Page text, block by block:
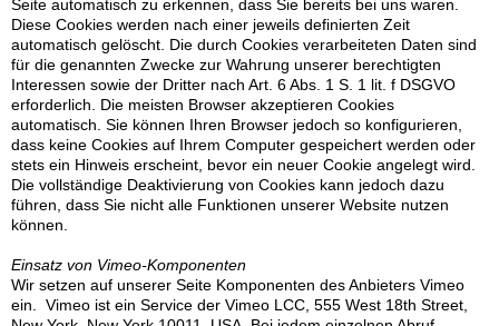
Seite automatisch zu erkennen, dass Sie bereits bei uns waren.
Diese Cookies werden nach einer jeweils definierten Zeit
automatisch gelöscht. Die durch Cookies verarbeiteten Daten sind
für die genannten Zwecke zur Wahrung unserer berechtigten
Interessen sowie der Dritter nach Art. 6 Abs. 1 S. 1 lit. f DSGVO
erforderlich. Die meisten Browser akzeptieren Cookies
automatisch. Sie können Ihren Browser jedoch so konfigurieren,
dass keine Cookies auf Ihrem Computer gespeichert werden oder
stets ein Hinweis erscheint, bevor ein neuer Cookie angelegt wird.
Die vollständige Deaktivierung von Cookies kann jedoch dazu
führen, dass Sie nicht alle Funktionen unserer Website nutzen
können.
Einsatz von Vimeo-Komponenten
Wir setzen auf unserer Seite Komponenten des Anbieters Vimeo
ein. Vimeo ist ein Service der Vimeo LCC, 555 West 18th Street,